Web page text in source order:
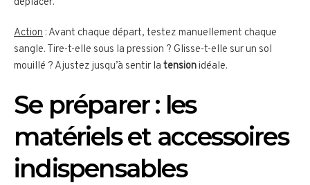
Action : Avant chaque départ, testez manuellement chaque
sangle. Tire-t-elle sous la pression ? Glisse-t-elle sur un sol
mouillé ? Ajustez jusqu’à sentir la tensionidéale.
Se préparer : les
matériels et accessoires
indispensables